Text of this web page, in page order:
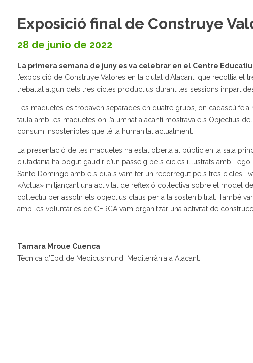
Exposició final de Construye
28 de junio de 2022
La primera semana de juny es va celebrar en el Centre Educatiu
l’exposició de Construye Valores en la ciutat d’Alacant, que recollia
treballat algun dels tres cicles productius durant les sessions
Les maquetes es trobaven separades en quatre grups, on cadascú
taula amb les maquetes on l’alumnat alacantí mostrava els Objectius
consum insostenibles que té la humanitat actualment.
La presentació de les maquetes ha estat oberta al públic en la sala
ciutadania ha pogut gaudir d’un passeig pels cicles il·lustrats amb
Santo Domingo amb els quals vam fer un recorregut pels tres cicles i
«Actua» mitjançant una activitat de reflexió col·lectiva sobre el model
col·lectiu per assolir els objectius claus per a la sostenibilitat. També
amb les voluntàries de CERCA vam organitzar una activitat de
Tamara Mroue Cuenca
Tècnica d’Epd de Medicusmundi Mediterrània a Alacant.